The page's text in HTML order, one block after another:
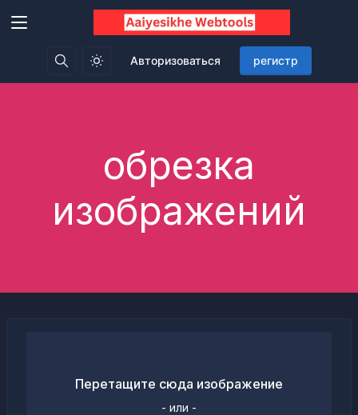
Авторизоваться регистр
обрезка
изображений
Перетащите сюда изображение
- или -